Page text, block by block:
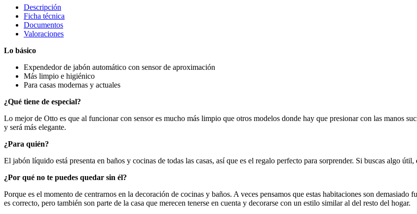
Descripción
Ficha técnica
Documentos
Valoraciones
Lo básico
Expendedor de jabón automático con sensor de aproximación
Más limpio e higiénico
Para casas modernas y actuales
¿Qué tiene de especial?
Lo mejor de Otto es que al funcionar con sensor es mucho más limpio que otros modelos donde hay que presionar con las manos
y será más elegante.
¿Para quién?
El jabón líquido está presenta en baños y cocinas de todas las casas, así que es el regalo perfecto para sorprender. Si buscas algo útil,
¿Por qué no te puedes quedar sin él?
Porque es el momento de centrarnos en la decoración de cocinas y baños. A veces pensamos que estas habitaciones son
es correcto, pero también son parte de la casa que merecen tenerse en cuenta y decorarse con un estilo similar al del resto del hogar.